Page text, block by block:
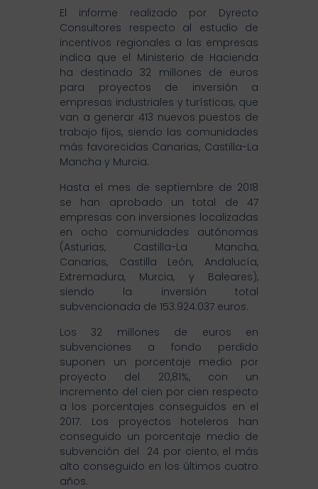
El informe realizado por Dyrecto
Consultores respecto al estudio de
incentivos regionales a las empresas
indica que el Ministerio de Hacienda
ha destinado 32 millones de euros
para proyectos de inversión a
empresas industriales y turísticas, que
van a generar 413 nuevos puestos de
trabajo fijos, siendo las comunidades
más favorecidas Canarias, Castilla-La
Mancha y Murcia.
Hasta el mes de septiembre de 2018
se han aprobado un total de 47
empresas con inversiones localizadas
en ocho comunidades autónomas
(Asturias, Castilla-La Mancha,
Canarias, Castilla León, Andalucía,
Extremadura, Murcia, y Baleares),
siendo la inversión total
subvencionada de 153.924.037 euros.
Los 32 millones de euros en
subvenciones a fondo perdido
suponen un porcentaje medio por
proyecto del 20,81%, con un
incremento del cien por cien respecto
a los porcentajes conseguidos en el
2017. Los proyectos hoteleros han
conseguido un porcentaje medio de
subvención del 24 por ciento, el más
alto conseguido en los últimos cuatro
años.